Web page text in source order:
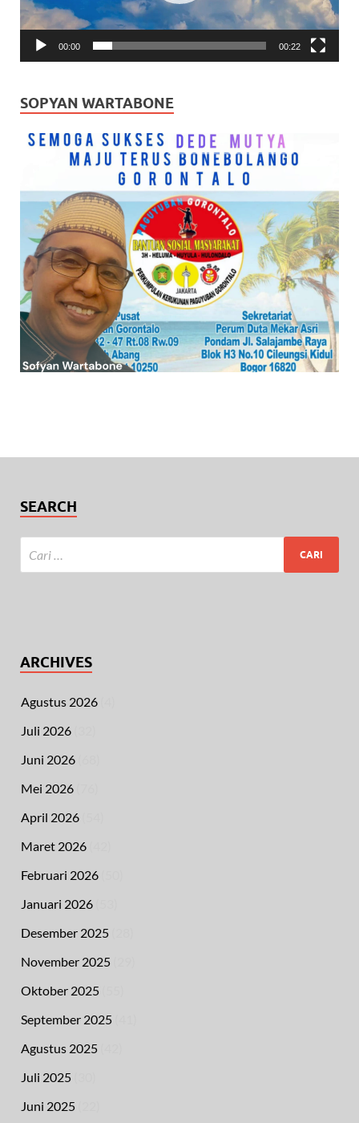
00:00 00:22
SOPYAN WARTABONE
SEARCH
ARCHIVES
Agustus 2026
Juli 2026
Juni 2026
Mei 2026
April 2026
Maret 2026
Februari 2026
Januari 2026
Desember 2025
November 2025
Oktober 2025
September 2025
Agustus 2025
Juli 2025
Juni 2025